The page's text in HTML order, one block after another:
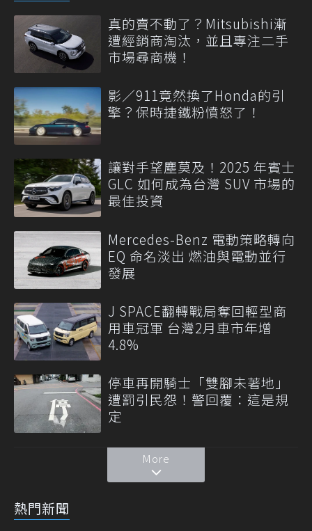
真的賣不動了？Mitsubishi漸
遭經銷商淘汰，並且專注二手
市場尋商機！
影／911竟然換了Honda的引
擎？保時捷鐵粉憤怒了！
讓對手望塵莫及！2025 年賓士
GLC 如何成為台灣 SUV 市場的
最佳投資
Mercedes-Benz 電動策略轉向
EQ 命名淡出 燃油與電動並行
發展
J SPACE翻轉戰局奪回輕型商
用車冠軍 台灣2月車市年增
4.8%
停車再開騎士「雙腳未著地」
遭罰引民怨！警回覆：這是規
定
More
熱門新聞